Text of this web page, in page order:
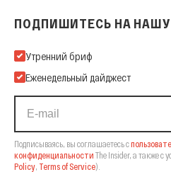
ПОДПИШИТЕСЬ НА НАШУ
Подпишитесь на нашу Email-
Утренний бриф
Еженедельный дайджест
Подписываясь, вы соглашаетесь с
конфиденциальности The Insider, а также с
Policy, Terms of Service).